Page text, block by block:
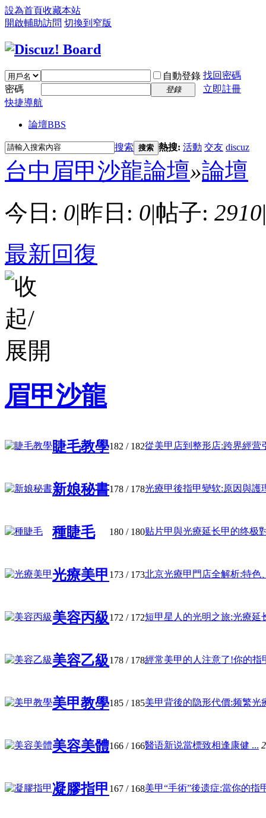
設為首頁收藏本站
開啟輔助訪問 切換到窄版
自動登錄 找回密碼
密碼
登錄
立即註冊
快捷導航
論壇BBS
搜索 搜索 熱搜: 活動 交友 discuz
台中眉甲沙龍論壇»論壇
今日: 0|昨日: 0|帖子: 2910|
最新回復
眉甲沙龍
睫毛教學182 / 182從美甲店到整形店:跨界經营
新娘秘書178 / 178光療甲後指甲變软:原因與護
種睫毛 180 / 180贴片甲與光療延长甲的终极
光療美甲 173 / 173北京光療甲門店全解析:特色
美容丙級172 / 172短甲星人的光明之旅:光療延
美容乙級178 / 178經常美甲的人注意了!你的指
美甲教學185 / 185美甲背後的隐形代價:频繁光
美容美體166 / 166醫语新说當標致相逢康健 ...
凝膠指甲 167 / 168美甲“手術”後遗症:當你的指